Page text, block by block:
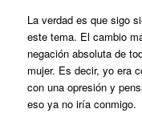
La verdad es que sigo
este tema. El cambio
negación absoluta de
mujer. Es decir, yo era
con una opresión y
eso ya no iría conmigo.